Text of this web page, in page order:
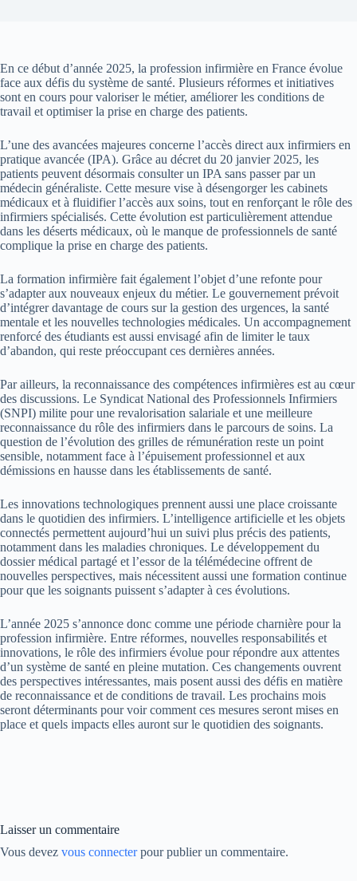
En ce début d’année 2025, la profession infirmière en France évolue
face aux défis du système de santé. Plusieurs réformes et initiatives
sont en cours pour valoriser le métier, améliorer les conditions de
travail et optimiser la prise en charge des patients.
L’une des avancées majeures concerne l’accès direct aux infirmiers en
pratique avancée (IPA). Grâce au décret du 20 janvier 2025, les
patients peuvent désormais consulter un IPA sans passer par un
médecin généraliste. Cette mesure vise à désengorger les cabinets
médicaux et à fluidifier l’accès aux soins, tout en renforçant le rôle des
infirmiers spécialisés. Cette évolution est particulièrement attendue
dans les déserts médicaux, où le manque de professionnels de santé
complique la prise en charge des patients.
La formation infirmière fait également l’objet d’une refonte pour
s’adapter aux nouveaux enjeux du métier. Le gouvernement prévoit
d’intégrer davantage de cours sur la gestion des urgences, la santé
mentale et les nouvelles technologies médicales. Un accompagnement
renforcé des étudiants est aussi envisagé afin de limiter le taux
d’abandon, qui reste préoccupant ces dernières années.
Par ailleurs, la reconnaissance des compétences infirmières est au cœur
des discussions. Le Syndicat National des Professionnels Infirmiers
(SNPI) milite pour une revalorisation salariale et une meilleure
reconnaissance du rôle des infirmiers dans le parcours de soins. La
question de l’évolution des grilles de rémunération reste un point
sensible, notamment face à l’épuisement professionnel et aux
démissions en hausse dans les établissements de santé.
Les innovations technologiques prennent aussi une place croissante
dans le quotidien des infirmiers. L’intelligence artificielle et les objets
connectés permettent aujourd’hui un suivi plus précis des patients,
notamment dans les maladies chroniques. Le développement du
dossier médical partagé et l’essor de la télémédecine offrent de
nouvelles perspectives, mais nécessitent aussi une formation continue
pour que les soignants puissent s’adapter à ces évolutions.
L’année 2025 s’annonce donc comme une période charnière pour la
profession infirmière. Entre réformes, nouvelles responsabilités et
innovations, le rôle des infirmiers évolue pour répondre aux attentes
d’un système de santé en pleine mutation. Ces changements ouvrent
des perspectives intéressantes, mais posent aussi des défis en matière
de reconnaissance et de conditions de travail. Les prochains mois
seront déterminants pour voir comment ces mesures seront mises en
place et quels impacts elles auront sur le quotidien des soignants.
Laisser un commentaire
Vous devez vous connecterpour publier un commentaire.